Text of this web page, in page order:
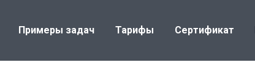
Примеры задач Тарифы Сертификат